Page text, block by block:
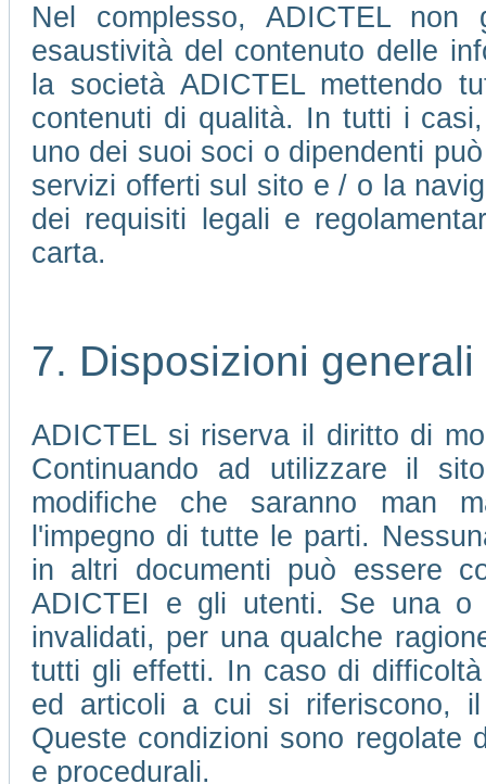
Nel complesso, ADICTEL non
esaustività del contenuto delle
la società ADICTEL mettendo
contenuti di qualità. In tutti i
uno dei suoi soci o dipendenti
servizi offerti sul sito e / o la
dei requisiti legali e
carta.
7. Disposizioni generali
ADICTEL si riserva il diritto di
Continuando ad utilizzare il
modifiche che saranno man
l'impegno di tutte le parti.
in altri documenti può essere
ADICTEI e gli utenti. Se una o
invalidati, per una qualche
tutti gli effetti. In caso di
ed articoli a cui si riferiscono,
Queste condizioni sono regolate
e procedurali.